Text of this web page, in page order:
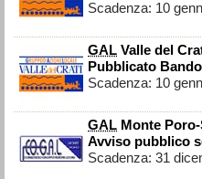
Scadenza: 10
GAL Valle del
Pubblicato
Scadenza: 10
GAL Monte
Avviso pubblico
Scadenza: 31